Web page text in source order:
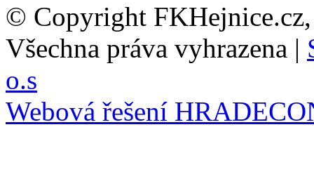
© Copyright
Všechna práva vyhrazena |
o.s
Webová řešení